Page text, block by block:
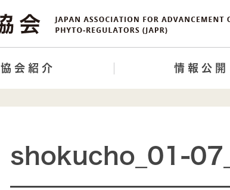
協会紹介 情報公開
shokucho_01-